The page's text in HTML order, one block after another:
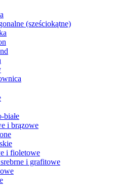
(sześciokątne)
białe
i brązowe
i fioletowe
i grafitowe